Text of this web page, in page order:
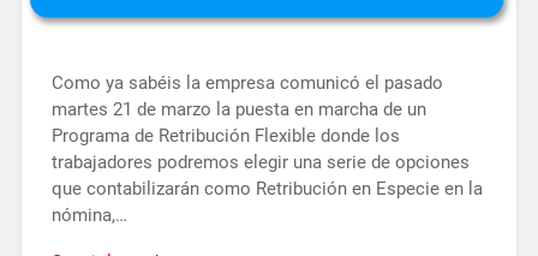
Como ya sabéis la empresa comunicó el pasado
martes 21 de marzo la puesta en marcha de un
Programa de Retribución Flexible donde los
trabajadores podremos elegir una serie de opciones
que contabilizarán como Retribución en Especie en la
nómina,…